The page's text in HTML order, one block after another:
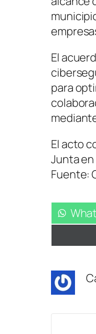
El
para
El acto
Junta
Fuente:
en